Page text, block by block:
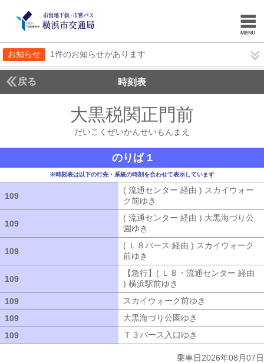
お知らせ 1件のお知らせがあります
戻る 時刻表
大黒税関正門前
だいこくぜいかんせいもんまえ
のりば 1
※時刻表は以下の行先・系統の時刻を合わせて表示しています
109
( 流通センター 経由 ) スカイウォー
ク前ゆき
109
( 流通センター 経由 ) 大黒海づり公
園ゆき
109
( Ｌ８バース 経由 ) スカイウォーク
前ゆき
109
【急行】( Ｌ８・流通センター 経由
) 横浜駅前ゆき
109
スカイウォーク前ゆき
109
大黒海づり公園ゆき
109
Ｔ３バース入口ゆき
乗車日2026年08月07日